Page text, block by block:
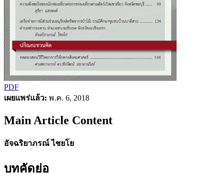
PDF
เผยแพร่แล้ว: พ.ค. 6, 2018
Main Article Content
อัจฉริยาภรณ์ ไชยโย
บทคัดย่อ